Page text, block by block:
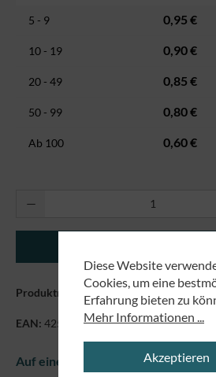
5 - 9 0,95 €
10 - 19 0,90 €
20 - 49 0,85 €
50 - 99 0,80 €
Ab 100 0,60 €
Produkt Anzahl: Gib den
Produktnummer: 50022
EAN: 4250479867109
Auf einem Blick
Diese Website
Cookies, um eine
Erfahrung bieten zu
Mehr Informationen ...
Akzeptieren